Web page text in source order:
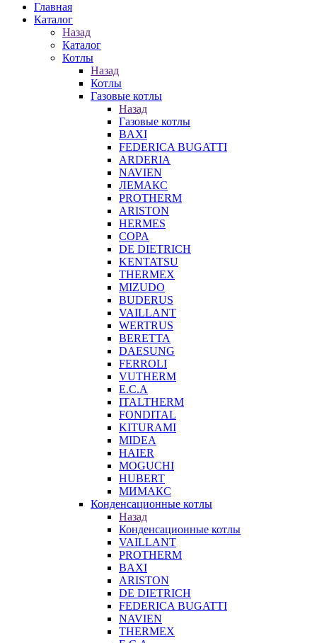
Главная
Каталог
Назад
Каталог
Котлы
Назад
Котлы
Газовые котлы
Назад
Газовые котлы
BAXI
FEDERICA BUGATTI
ARDERIA
NAVIEN
ЛЕМАКС
PROTHERM
ARISTON
HERMES
COPA
DE DIETRICH
KENTATSU
THERMEX
MIZUDO
BUDERUS
VAILLANT
WERTRUS
BERETTA
DAESUNG
FERROLI
VUTHERM
E.C.A
ITALTHERM
FONDITAL
KITURAMI
MIDEA
HAIER
MOGUCHI
HUBERT
МИМАКС
Конденсационные котлы
Назад
Конденсационные котлы
VAILLANT
PROTHERM
BAXI
ARISTON
DE DIETRICH
FEDERICA BUGATTI
NAVIEN
THERMEX